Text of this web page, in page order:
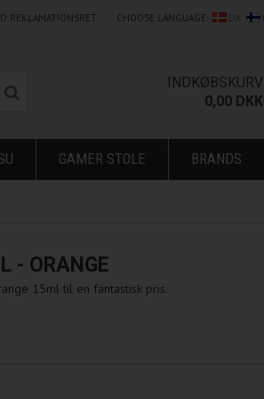
REKLAMATIONSRET CHOOSE LANGUAGE:
INDKØBSKURV
0,00 DKK
GAMER STOLE BRANDS
- ORANGE
15ml til en fantastisk pris.